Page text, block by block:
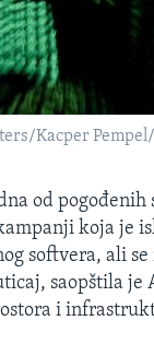
Kacper Pempel/
od pogođenih
koja je
softvera, ali
saopštila je
i